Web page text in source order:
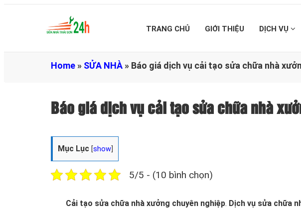
TRANG CHỦ GIỚI THIỆU DỊCH VỤ
Home » SỬA NHÀ » Báo giá dịch vụ cải tạo sửa chữa nhà
Báo giá dịch vụ cải tạo sửa chữa nhà
Mục Lục [show
5/5 - (10 bình chọn)
Cải tạo sửa chữa nhà xưởng chuyên nghiệp. Dịch vụ sửa chữa